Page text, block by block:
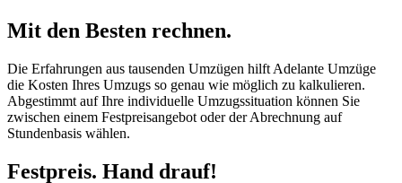
Mit den Besten rechnen.
Die Erfahrungen aus tausenden Umzügen hilft Adelante Umzüge
die Kosten Ihres Umzugs so genau wie möglich zu kalkulieren.
Abgestimmt auf Ihre individuelle Umzugssituation können Sie
zwischen einem Festpreisangebot oder der Abrechnung auf
Stundenbasis wählen.
Festpreis. Hand drauf!